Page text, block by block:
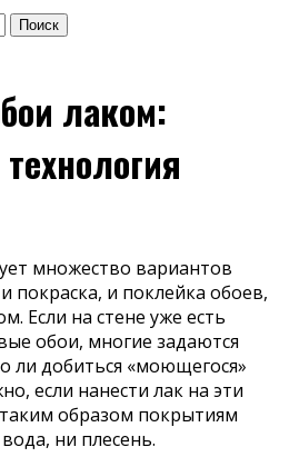
лаком:
множество вариантов
покраска, и поклейка обоев,
Если на стене уже есть
обои, многие задаются
ли добиться «моющегося»
если нанести лак на эти
образом покрытиям
ни плесень.